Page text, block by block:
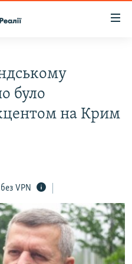
було
на Крим
VPN